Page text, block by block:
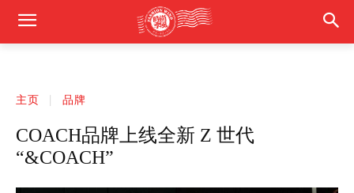
主页 品牌
COACH品牌上线全新 Z 世代
“&COACH”